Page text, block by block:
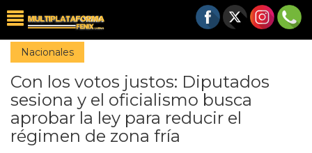
Nacionales
Con los votos justos: Diputados
sesiona y el oficialismo busca
aprobar la ley para reducir el
régimen de zona fría